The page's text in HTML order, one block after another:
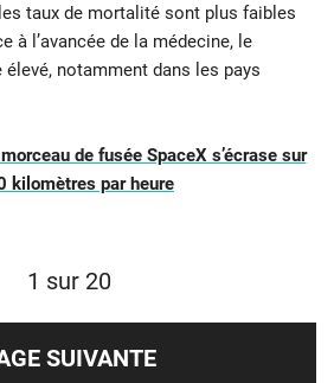
taux de mortalité sont plus faibles
à l’avancée de la médecine, le
notamment dans les pays
de fusée SpaceX s’écrase sur
kilomètres par heure
1 sur 20
SUIVANTE